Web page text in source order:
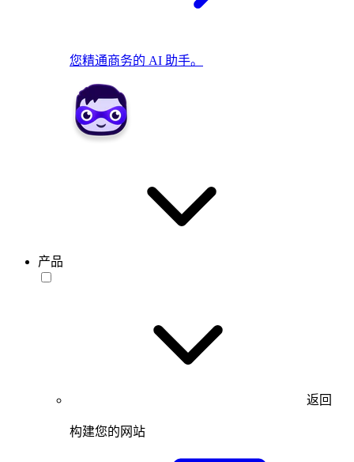
您精通商务的 AI 助手。
产品
返回
构建您的网站